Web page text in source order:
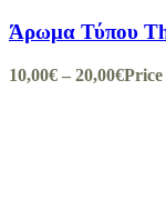
Άρωμα Τύπου
10,00€ – 20,00€Price